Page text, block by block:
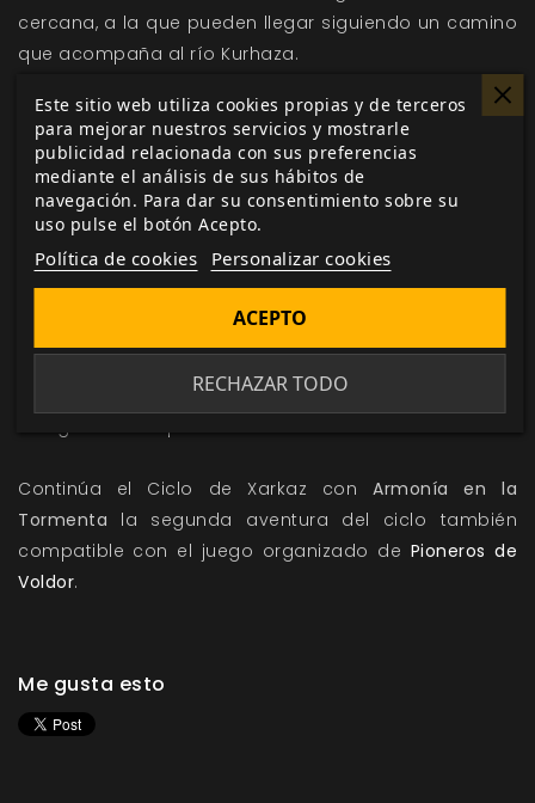
cercana, a la que pueden llegar siguiendo un camino
que acompaña al río Kurhaza.
El camino desde la cordillera de Xarkaz
Aunque esta aventura puede jugarse de manera
independiente, es posible que el grupo de
aventureros se haya enfrentado a los gigantes, y
otros enemigos, en la aventuraLos Gigantes de
ocurriese con el Vademécum de Chraunnus el
Extinguido en tu partida.
Continúa el Ciclo de Xarkaz conArmonía en la
Tormenta la segunda aventura del ciclo también
compatible con el juego organizado de Pioneros de
Voldor.
Me gusta esto
Este sitio web utiliza cookies propias y de terceros
para mejorar nuestros servicios y mostrarle
publicidad relacionada con sus preferencias
mediante el análisis de sus hábitos de
navegación. Para dar su consentimiento sobre su
uso pulse el botón Acepto.
Política de cookies Personalizar cookies
RECHAZAR TODO
ACEPTO